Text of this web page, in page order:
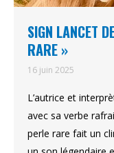
SIGN LANCET
RARE »
16 juin 2025
L’autrice et
avec sa verbe
perle rare fait un